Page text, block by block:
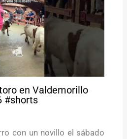
en Valdemorillo
#shorts
con un novillo el sábado